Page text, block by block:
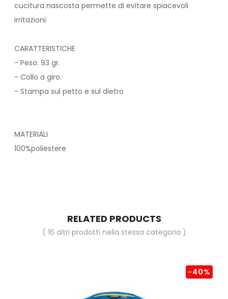
cucitura nascosta permette di evitare spiacevoli
irritazioni.
CARATTERISTICHE
- Peso: 93 gr.
- Collo a giro.
- Stampa sul petto e sul dietro
MATERIALI
100%poliestere
RELATED PRODUCTS
( 16 altri prodotti nella stessa categoria )
-40%